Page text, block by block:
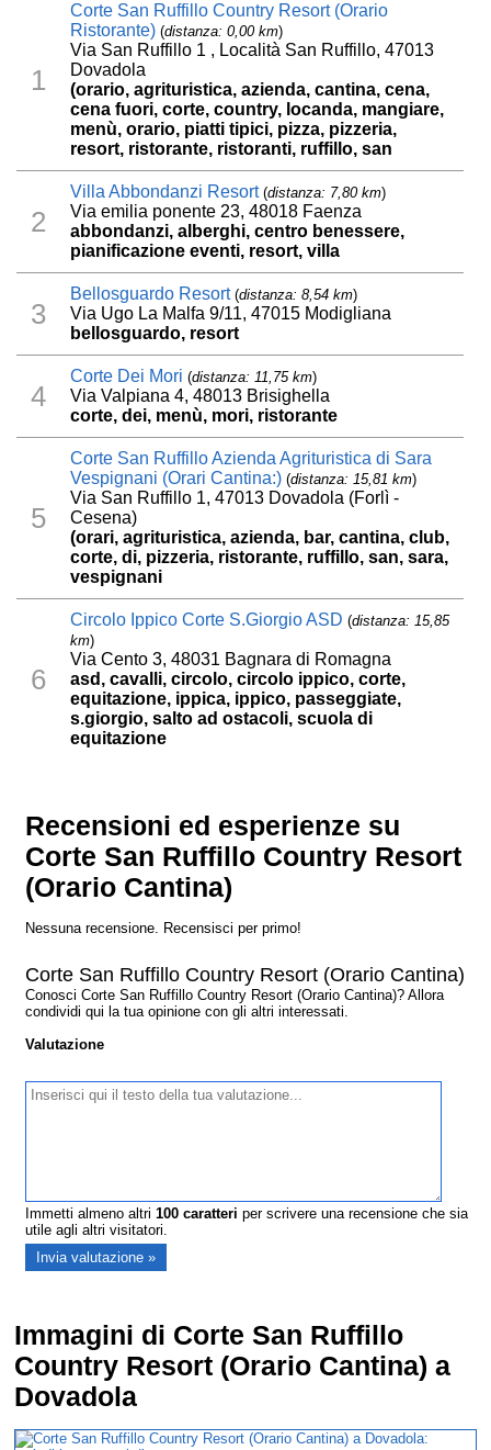
1
Corte San Ruffillo Country Resort (Orario
Ristorante) (distanza: 0,00 km)
Via San Ruffillo 1 , Località San Ruffillo, 47013
Dovadola
(orario, agrituristica, azienda, cantina, cena,
cena fuori, corte, country, locanda, mangiare,
menù, orario, piatti tipici, pizza, pizzeria,
resort, ristorante, ristoranti, ruffillo, san
2
Villa Abbondanzi Resort(distanza: 7,80 km)
Via emilia ponente 23, 48018 Faenza
abbondanzi, alberghi, centro benessere,
pianificazione eventi, resort, villa
3
Bellosguardo Resort(distanza: 8,54 km)
Via Ugo La Malfa 9/11, 47015 Modigliana
bellosguardo, resort
4
Corte Dei Mori (distanza: 11,75 km)
Via Valpiana 4, 48013 Brisighella
corte, dei, menù, mori, ristorante
5
Corte San Ruffillo Azienda Agrituristica di Sara
Vespignani (Orari Cantina:) (distanza: 15,81 km)
Via San Ruffillo 1, 47013 Dovadola (Forlì -
Cesena)
(orari, agrituristica, azienda, bar, cantina, club,
corte, di, pizzeria, ristorante, ruffillo, san, sara,
vespignani
6
Circolo Ippico Corte S.Giorgio ASD (distanza: 15,85
km)
Via Cento 3, 48031 Bagnara di Romagna
asd, cavalli, circolo, circolo ippico, corte,
equitazione, ippica, ippico, passeggiate,
s.giorgio, salto ad ostacoli, scuola di
equitazione
Recensioni ed esperienze su
Corte San Ruffillo Country Resort
(Orario Cantina)
Nessuna recensione. Recensisci per primo!
Corte San Ruffillo Country Resort (Orario Cantina)
Conosci Corte San Ruffillo Country Resort (Orario Cantina)? Allora
condividi qui la tua opinione con gli altri interessati.
Valutazione
Immetti almeno altri100 caratteri per scrivere una recensione che sia
utile agli altri visitatori.
Immagini di Corte San Ruffillo
Country Resort (Orario Cantina) a
Dovadola